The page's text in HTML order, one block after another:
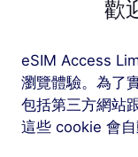
1 GB
30
USD 2.30
歡
eSIM Access
瀏覽體驗。為了
包括第三方網站
這些 cookie 會自